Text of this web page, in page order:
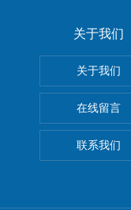
关于我们
关于我们
在线留言
联系我们